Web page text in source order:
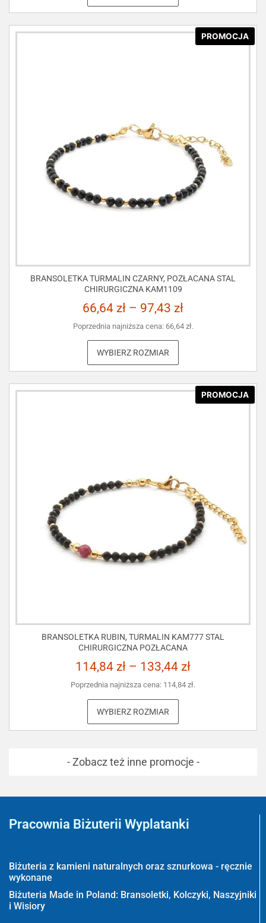
PROMOCJA
BRANSOLETKA TURMALIN CZARNY, POZŁACANA STAL
CHIRURGICZNA KAM1109
66,64 zł – 97,43 zł
Poprzednia najniższa cena: 66,64 zł.
WYBIERZ ROZMIAR
PROMOCJA
BRANSOLETKA RUBIN, TURMALIN KAM777 STAL
CHIRURGICZNA POZŁACANA
114,84 zł – 133,44 zł
Poprzednia najniższa cena: 114,84 zł.
WYBIERZ ROZMIAR
- Zobacz też inne promocje -
Pracownia Biżuterii Wyplatanki
Biżuteria z kamieni naturalnych oraz sznurkowa - ręcznie
wykonane
Biżuteria Made in Poland: Bransoletki, Kolczyki, Naszyjniki
i Wisiory